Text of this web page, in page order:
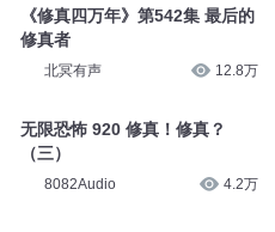
《修真四万年》第542集 最后的
修真者
北冥有声 12.8万
无限恐怖 920 修真！修真？
（三）
8082Audio 4.2万